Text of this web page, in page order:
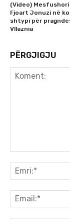
(Video)
Fjoart Jonuzi në
shtypi për
Vllaznia
PËRGJIGJU